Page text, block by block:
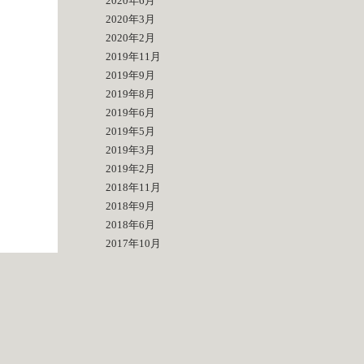
2020年3月
2020年2月
2019年11月
2019年9月
2019年8月
2019年6月
2019年5月
2019年3月
2019年2月
2018年11月
2018年9月
2018年6月
2017年10月